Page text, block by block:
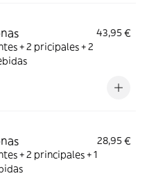
43,95 €
+ 2 pricipales + 2
28,95 €
+ 2 principales + 1